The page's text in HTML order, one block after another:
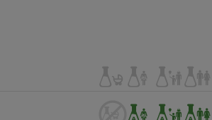
Plaque de cuisson à
induction
Téléphone mobile -